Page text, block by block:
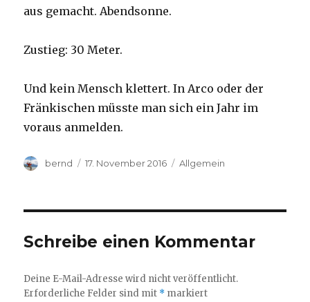
aus gemacht. Abendsonne.
Zustieg: 30 Meter.
Und kein Mensch klettert. In Arco oder der
Fränkischen müsste man sich ein Jahr im
voraus anmelden.
Autor
bernd
Veröffentlicht
17. November 2016 Kategorien
Allgemein
Schreibe einen Kommentar
Deine E-Mail-Adresse wird nicht veröffentlicht.
Erforderliche Felder sind mit * markiert